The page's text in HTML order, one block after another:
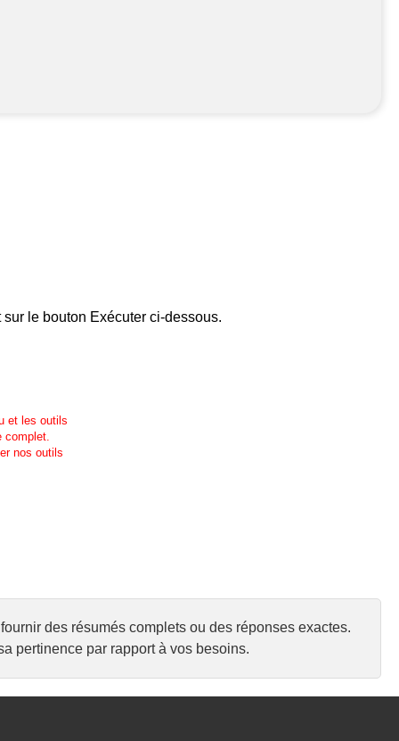
le bouton Exécuter ci-dessous.
et les outils
complet.
nos outils
des résumés complets ou des réponses exactes.
pertinence par rapport à vos besoins.